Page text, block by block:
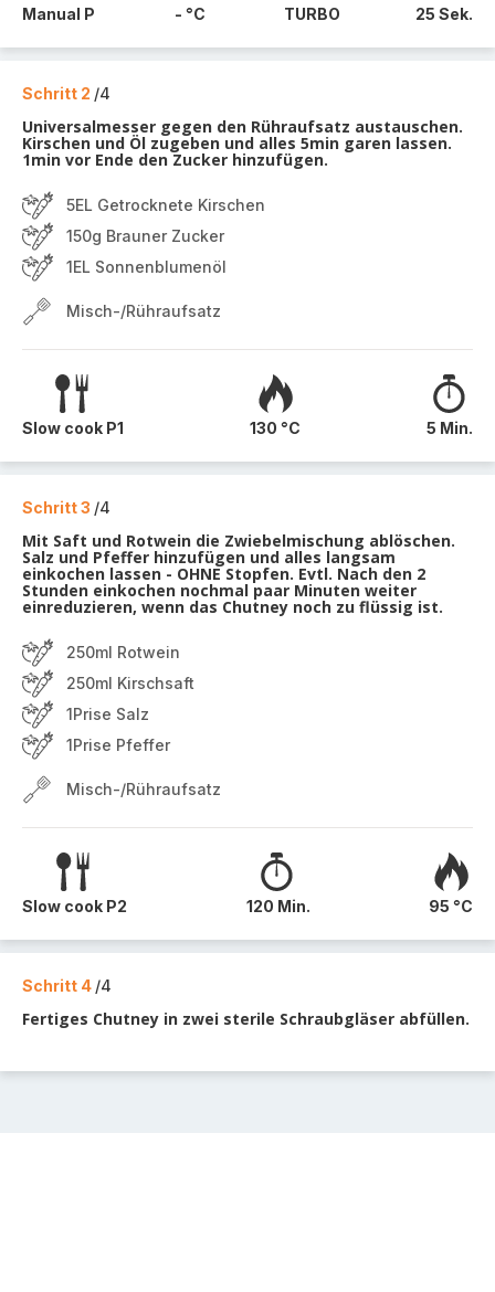
Manual P - °C TURBO 25 Sek.
Schritt 2 /4
Universalmesser gegen den Rühraufsatz austauschen.
Kirschen und Öl zugeben und alles 5min garen lassen.
1min vor Ende den Zucker hinzufügen.
5EL Getrocknete Kirschen
150g Brauner Zucker
1EL Sonnenblumenöl
Misch-/Rühraufsatz
Slow cook P1 130 °C 5 Min.
Schritt 3 /4
Mit Saft und Rotwein die Zwiebelmischung ablöschen.
Salz und Pfeffer hinzufügen und alles langsam
einkochen lassen - OHNE Stopfen. Evtl. Nach den 2
Stunden einkochen nochmal paar Minuten weiter
einreduzieren, wenn das Chutney noch zu flüssig ist.
250ml Rotwein
250ml Kirschsaft
1Prise Salz
1Prise Pfeffer
Misch-/Rühraufsatz
Slow cook P2 120 Min. 95 °C
Schritt 4 /4
Fertiges Chutney in zwei sterile Schraubgläser abfüllen.